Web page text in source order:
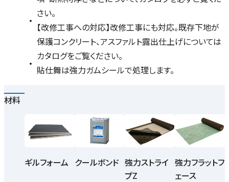
さい。
【改修工事への対応】改修工事にも対応。既存下地が
保護コンクリート、アスファルト露出仕上げについては
カタログをご覧ください。
貼仕舞は強力ガムシールで処理します。
材料
ギルフォーム クールボンド 強力ストライ
プZ
強力フラットフ
ェース